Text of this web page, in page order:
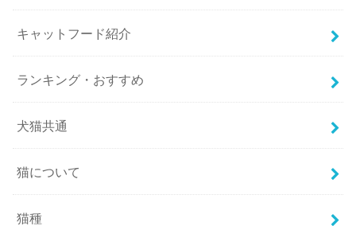
キャットフード紹介
ランキング・おすすめ
犬猫共通
猫について
猫種